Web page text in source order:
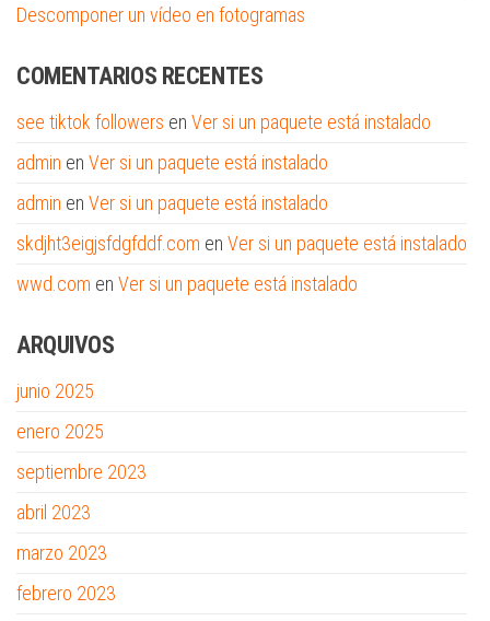
Descomponer un vídeo en fotogramas
COMENTARIOS RECENTES
see tiktok followers en Ver si un paquete está instalado
admin en Ver si un paquete está instalado
admin en Ver si un paquete está instalado
skdjht3eigjsfdgfddf.com en Ver si un paquete está instalado
wwd.com en Ver si un paquete está instalado
ARQUIVOS
junio 2025
enero 2025
septiembre 2023
abril 2023
marzo 2023
febrero 2023